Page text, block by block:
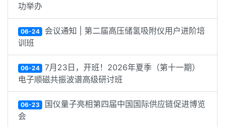
功举办
06-24 会议通知 | 第二届高压储氢吸附仪用户进阶培
训班
06-24 7月23日，开班！2026年夏季（第十一期）
电子顺磁共振波谱高级研讨班
06-23 国仪量子亮相第四届中国国际供应链促进博览
会